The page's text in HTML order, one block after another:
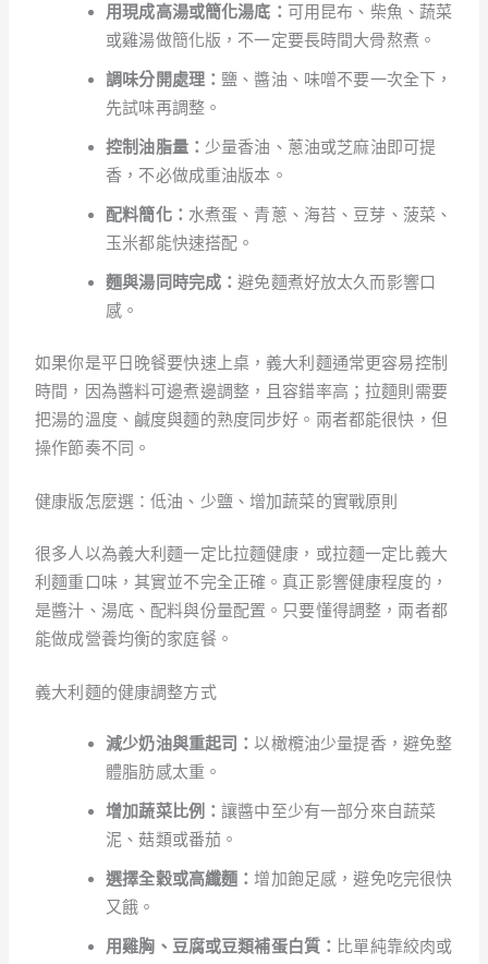
用現成高湯或簡化湯底： 可用昆布、柴魚、蔬菜
或雞湯做簡化版，不一定要長時間大骨熬煮。
調味分開處理： 鹽、醬油、味噌不要一次全下，
先試味再調整。
控制油脂量： 少量香油、蔥油或芝麻油即可提
香，不必做成重油版本。
配料簡化： 水煮蛋、青蔥、海苔、豆芽、菠菜、
玉米都能快速搭配。
麵與湯同時完成：避免麵煮好放太久而影響口
感。
如果你是平日晚餐要快速上桌，義大利麵通常更容易控制
時間，因為醬料可邊煮邊調整，且容錯率高；拉麵則需要
把湯的溫度、鹹度與麵的熟度同步好。兩者都能很快，但
操作節奏不同。
健康版怎麼選：低油、少鹽、增加蔬菜的實戰原則
很多人以為義大利麵一定比拉麵健康，或拉麵一定比義大
利麵重口味，其實並不完全正確。真正影響健康程度的，
是醬汁、湯底、配料與份量配置。只要懂得調整，兩者都
能做成營養均衡的家庭餐。
義大利麵的健康調整方式
減少奶油與重起司：以橄欖油少量提香，避免整
體脂肪感太重。
增加蔬菜比例：讓醬中至少有一部分來自蔬菜
泥、菇類或番茄。
選擇全穀或高纖麵：增加飽足感，避免吃完很快
又餓。
用雞胸、豆腐或豆類補蛋白質： 比單純靠絞肉或